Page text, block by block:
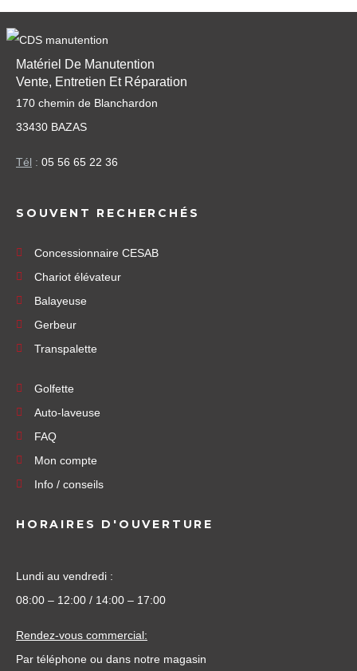
Matériel De Manutention
Vente, Entretien Et Réparation
170 chemin de Blanchardon
33430 BAZAS
Tél : 05 56 65 22 36
SOUVENT RECHERCHÉS
Concessionnaire CESAB
Chariot élévateur
Balayeuse
Gerbeur
Transpalette
Golfette
Auto-laveuse
FAQ
Mon compte
Info / conseils
HORAIRES D'OUVERTURE
Lundi au vendredi :
08:00 – 12:00 / 14:00 – 17:00
Rendez-vous commercial:
Par téléphone ou dans notre magasin